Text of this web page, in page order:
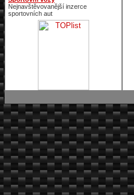
Nejnavštěvovanější inzerce
sportovních aut